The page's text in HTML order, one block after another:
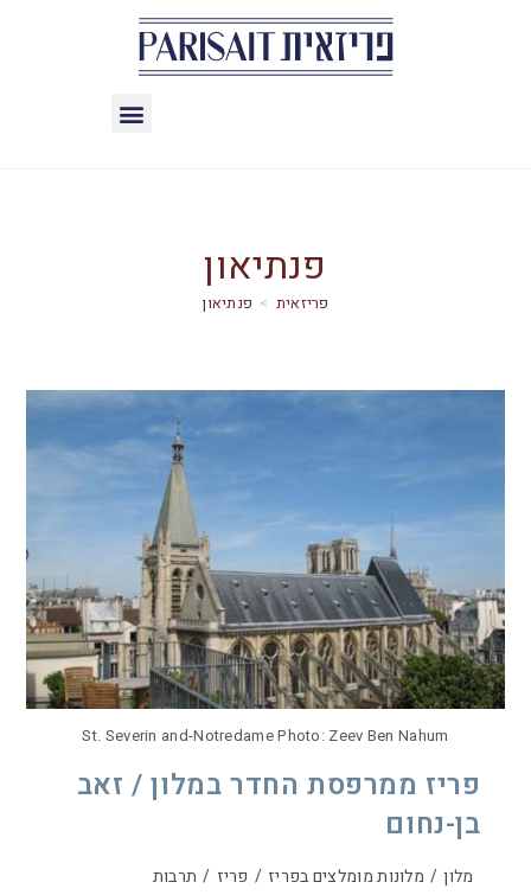
פנתיאון
> פנתיאון
St. Severin and-Notredame Photo: Zeev Ben Nahum
פריז ממרפסת החדר במלון / זאב
בן-נחום
מלון / מלונות מומלצים בפריז / פריז / תרבות